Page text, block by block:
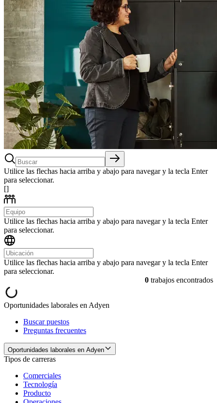
Utilice las flechas hacia arriba y abajo para navegar y la tecla Enter
para seleccionar.
[]
Utilice las flechas hacia arriba y abajo para navegar y la tecla Enter
para seleccionar.
Utilice las flechas hacia arriba y abajo para navegar y la tecla Enter
para seleccionar.
0 trabajos encontrados
Oportunidades laborales en Adyen
Buscar puestos
Preguntas frecuentes
Oportunidades laborales en Adyen
Tipos de carreras
Comerciales
Tecnología
Producto